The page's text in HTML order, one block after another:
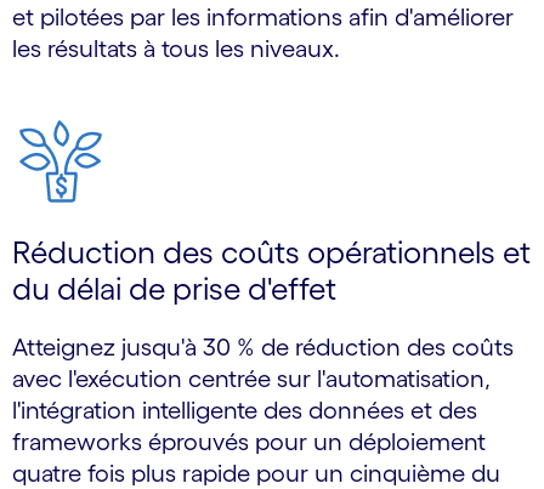
et pilotées par les informations afin d'améliorer
les résultats à tous les niveaux.
Réduction des coûts opérationnels et
du délai de prise d'effet
Atteignez jusqu'à 30 % de réduction des coûts
avec l'exécution centrée sur l'automatisation,
l'intégration intelligente des données et des
frameworks éprouvés pour un déploiement
quatre fois plus rapide pour un cinquième du